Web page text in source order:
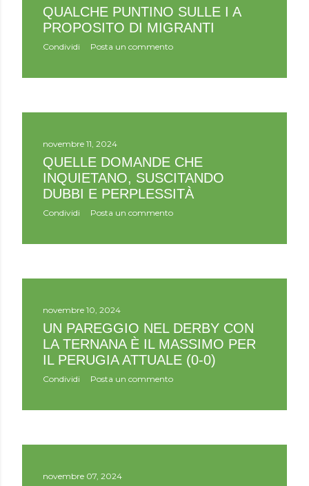
QUALCHE PUNTINO SULLE I A
PROPOSITO DI MIGRANTI
Condividi Posta un commento
novembre 11, 2024
QUELLE DOMANDE CHE
INQUIETANO, SUSCITANDO
DUBBI E PERPLESSITÀ
Condividi Posta un commento
novembre 10, 2024
UN PAREGGIO NEL DERBY CON
LA TERNANA È IL MASSIMO PER
IL PERUGIA ATTUALE (0-0)
Condividi Posta un commento
novembre 07, 2024